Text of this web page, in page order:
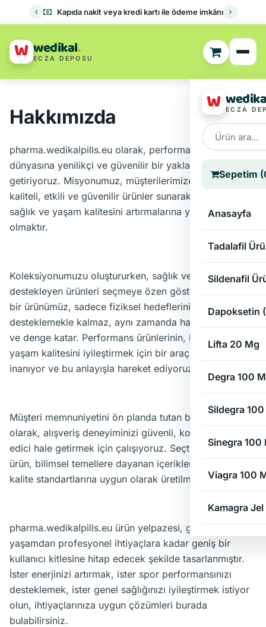
Kapıda nakit veya kredi kartı ile ödeme imkânı
W wedikal.
ECZA DEPOSU
W ECZA
Sepetim
Anasayfa
Tadalafil
Sildenafil
Dapoksetin
Lifta 20 Mg
Degra 100
Sildegra
Sinegra 100
Viagra 100
Kamagra Jel
Hakkımızda
pharma.wedikalpills.eu olarak, performans ürünleri
dünyasına yenilikçi ve güvenilir bir yaklaşım
getiriyoruz. Misyonumuz, müşterilerimize yüksek
kaliteli, etkili ve güvenilir ürünler sunarak bireysel
sağlık ve yaşam kalitesini artırmalarına yardımcı
olmaktır.
Koleksiyonumuzu oluştururken, sağlık ve performansı
destekleyen ürünleri seçmeye özen gösteriyoruz. Her
bir ürünümüz, sadece fiziksel hedeflerinizi
desteklemekle kalmaz, aynı zamanda hayatınıza enerji
ve denge katar. Performans ürünlerinin, bireylerin
yaşam kalitesini iyileştirmek için bir araç olduğuna
inanıyor ve bu anlayışla hareket ediyoruz.
Müşteri memnuniyetini ön planda tutan bir marka
olarak, alışveriş deneyiminizi güvenli, kolay ve tatmin
edici hale getirmek için çalışıyoruz. Seçtiğimiz her
ürün, bilimsel temellere dayanan içeriklerden oluşur ve
kalite standartlarına uygun olarak üretilmiştir.
pharma.wedikalpills.eu ürün yelpazesi, günlük
yaşamdan profesyonel ihtiyaçlara kadar geniş bir
kullanıcı kitlesine hitap edecek şekilde tasarlanmıştır.
İster enerjinizi artırmak, ister spor performansınızı
desteklemek, ister genel sağlığınızı iyileştirmek istiyor
olun, ihtiyaçlarınıza uygun çözümleri burada
bulabilirsiniz.